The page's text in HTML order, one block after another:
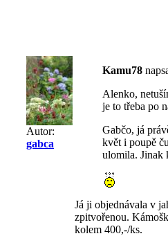
Autor:
gabca
Kamu78
Alenko,
je to třeba po
Gabčo, já
květ i poupě
ulomila. Jinak
Já ji objednávala v
zpitvořenou.
kolem 400,-/ks.